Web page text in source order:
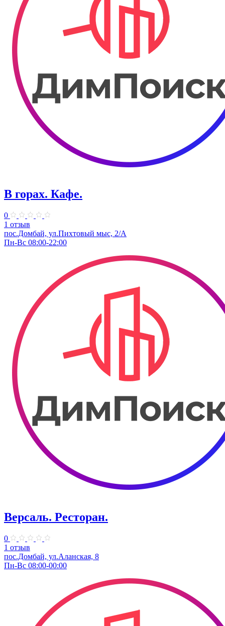
В горах. Кафе.
0
1 отзыв
пос.Домбай, ул.Пихтовый мыс, 2/А
Пн-Вс 08:00-22:00
Версаль. Ресторан.
0
1 отзыв
пос.Домбай, ул.Аланская, 8
Пн-Вс 08:00-00:00